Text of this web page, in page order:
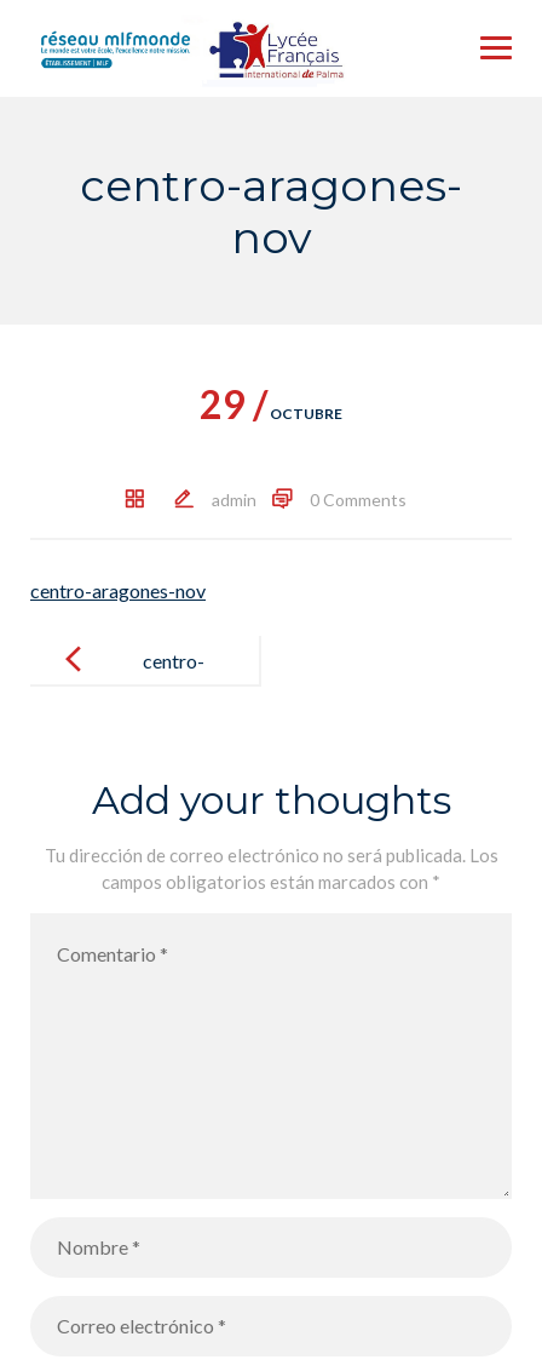
content
centro-aragones-
nov
29 / OCTUBRE
admin 0 Comments
centro-aragones-nov
navigation
centro-
Add your thoughts
Tu dirección de correo electrónico no será publicada. Los
campos obligatorios están marcados con *